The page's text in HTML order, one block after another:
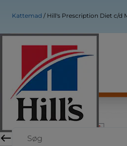
Kattemad Hill's Prescription Diet c/d Multicare